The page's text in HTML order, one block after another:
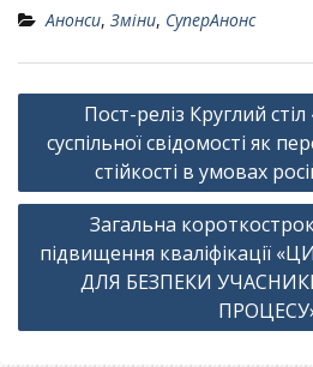
Анонси, Зміни, СуперАнонс
Навігація
записів
Пост-реліз Круглий
суспільної свідомості як
стійкості в умовах
Загальна
підвищення кваліфікації
ДЛЯ БЕЗПЕКИ